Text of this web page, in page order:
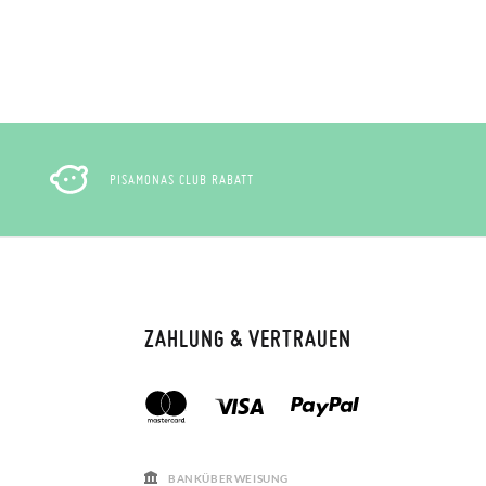
PISAMONAS CLUB RABATT
ZAHLUNG & VERTRAUEN
BANKÜBERWEISUNG